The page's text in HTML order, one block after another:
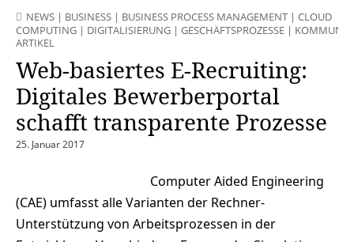
NEWS | BUSINESS | BUSINESS PROCESS MANAGEMENT | CLOUD
COMPUTING | DIGITALISIERUNG | GESCHÄFTSPROZESSE |
ARTIKEL
Web-basiertes E-Recruiting:
Digitales Bewerberportal
schafft transparente Prozesse
25. Januar 2017
Computer Aided Engineering
(CAE) umfasst alle Varianten der Rechner-
Unterstützung von Arbeitsprozessen in der